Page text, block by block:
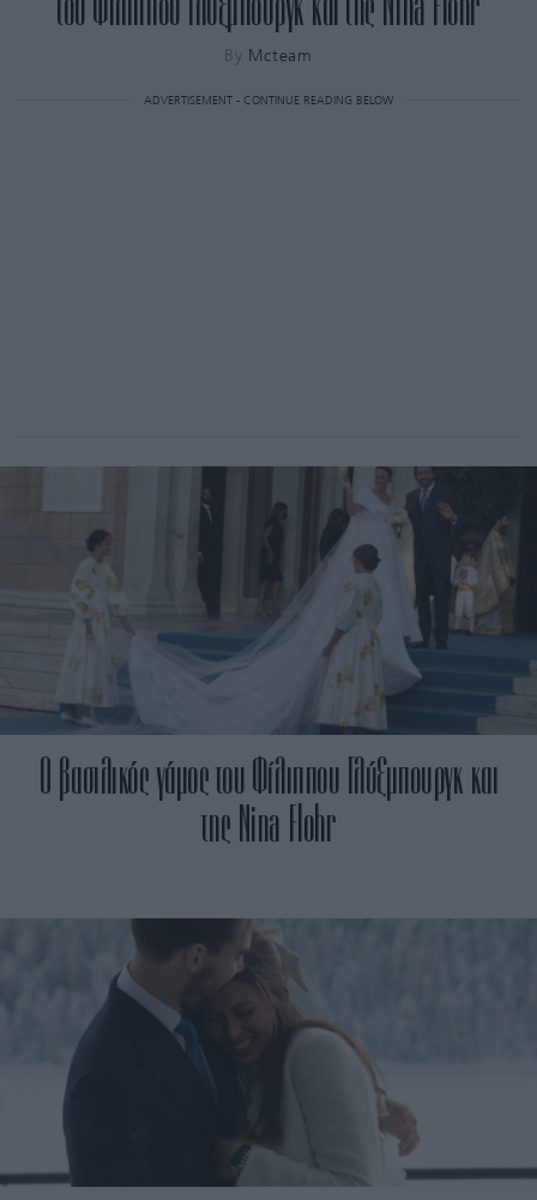
By Mcteam
ADVERTISEMENT - CONTINUE READING BELOW
Ο βασιλικός γάμος του Φίλιππου Γλύξμπουργκ και
της Nina Flohr